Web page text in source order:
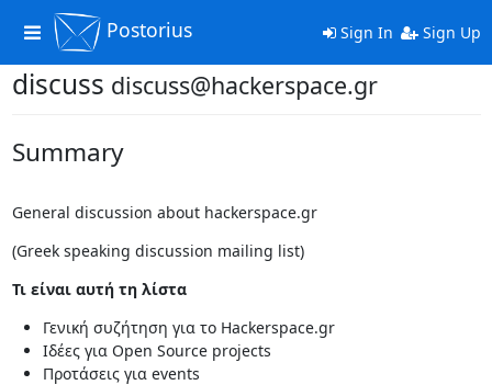
Toggle
navigation
Postorius Sign In Sign Up
discuss discuss@hackerspace.gr
Summary
General discussion about hackerspace.gr
(Greek speaking discussion mailing list)
Τι είναι αυτή τη λίστα
Γενική συζήτηση για το Hackerspace.gr
Ιδέες για Open Source projects
Προτάσεις για events